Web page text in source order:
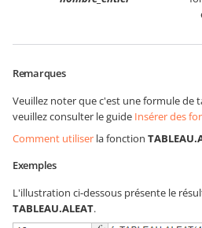
Remarques
Veuillez noter que c'est une formule de
veuillez consulter le guide Insérer des
Comment utiliser la fonction
Exemples
L'illustration ci-dessous présente le
TABLEAU.ALEAT.